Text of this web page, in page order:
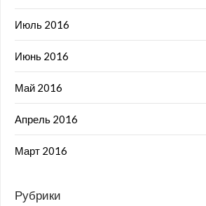
Июль 2016
Июнь 2016
Май 2016
Апрель 2016
Март 2016
Рубрики